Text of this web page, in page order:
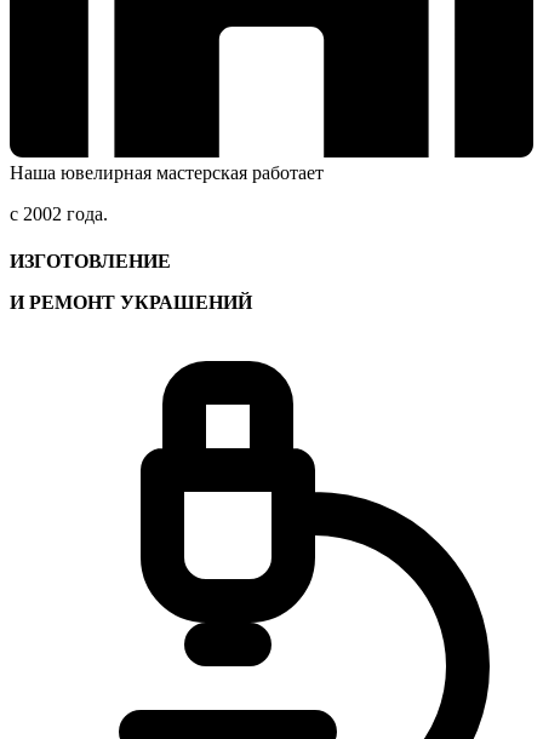
Наша ювелирная мастерская работает
с 2002 года.
ИЗГОТОВЛЕНИЕ
И РЕМОНТ УКРАШЕНИЙ